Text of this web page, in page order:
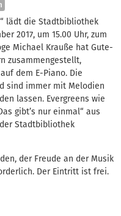
lädt die Stadtbibliothek
2017, um 15.00 Uhr, zum
Michael Krauße hat Gute-
zusammengestellt,
dem E-Piano. Die
sind immer mit Melodien
lassen. Evergreens wie
gibt’s nur einmal“ aus
Stadtbibliothek
der Freude an der Musik
Der Eintritt ist frei.